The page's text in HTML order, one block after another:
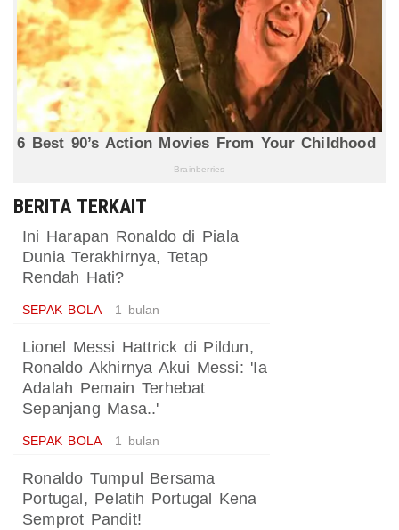
BERITA TERKAIT
Ini Harapan Ronaldo di Piala
Dunia Terakhirnya, Tetap
Rendah Hati?
SEPAK BOLA 1 bulan
Lionel Messi Hattrick di Pildun,
Ronaldo Akhirnya Akui Messi: 'Ia
Adalah Pemain Terhebat
Sepanjang Masa..'
SEPAK BOLA 1 bulan
Ronaldo Tumpul Bersama
Portugal, Pelatih Portugal Kena
Semprot Pandit!